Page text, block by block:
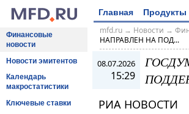
Главная Продукты
Финансовые
новости
Новости эмитентов
Календарь
макростатистики
Ключевые ставки
mfd.ru→ Новости →
НАПРАВЛЕН НА ПОД...
08.07.2026
15:29
РИА НОВОСТИ